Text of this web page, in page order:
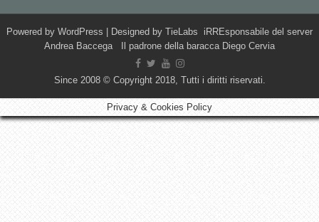
Powered by WordPress | Designed by TieLabs iRREsponsabile del server
Andrea Baccega Il padrone della baracca Diego Cervia
Since 2008 © Copyright 2018, Tutti i diritti riservati.
Privacy & Cookies Policy